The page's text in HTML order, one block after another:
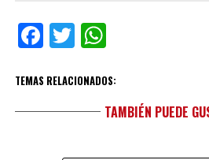
Facebook
TwitterWhatsApp
TEMAS RELACIONADOS:
TAMBIÉN PUEDE